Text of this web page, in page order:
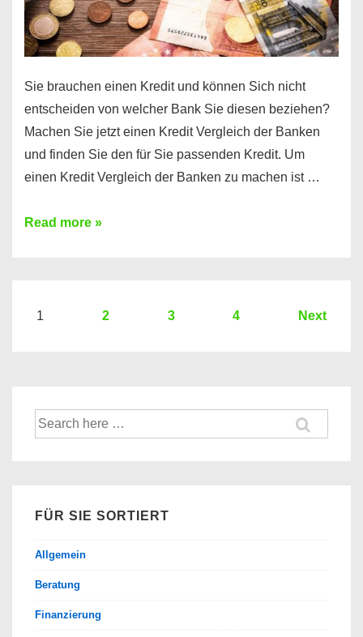
Sie brauchen einen Kredit und können Sich nicht
entscheiden von welcher Bank Sie diesen beziehen?
Machen Sie jetzt einen Kredit Vergleich der Banken
und finden Sie den für Sie passenden Kredit. Um
einen Kredit Vergleich der Banken zu machen ist …
Sie
Hier
Banken
Read more »
Seitennummerierung
1 2 3 4 Next
Suche
nach:
FÜR SIE SORTIERT
Allgemein
Beratung
Finanzierung